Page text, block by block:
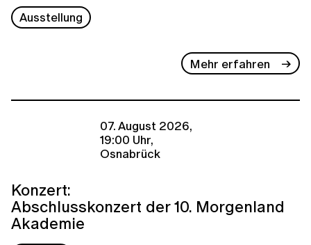
Ausstellung
Mehr erfahren
07. August 2026,
19:00 Uhr,
Osnabrück
Konzert:
Abschlusskonzert der 10. Morgenland
Akademie